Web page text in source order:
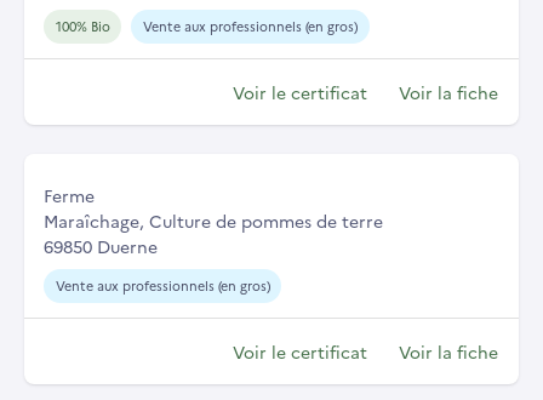
100% Bio Vente aux professionnels (en gros)
Voir le certificat Voir la fiche
Ferme
Maraîchage, Culture de pommes de terre
69850 Duerne
Vente aux professionnels (en gros)
Voir le certificat Voir la fiche